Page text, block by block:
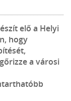
elő a Helyi
hogy
a városi